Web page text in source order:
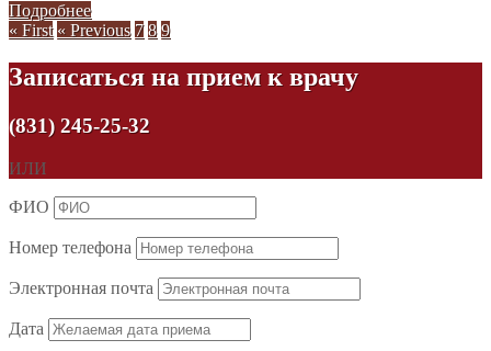
Подробнее
« First « Previous 7 8 9
Записаться на прием к врачу
(831) 245-25-32
ИЛИ
ФИО
Номер телефона
Электронная почта
Дата